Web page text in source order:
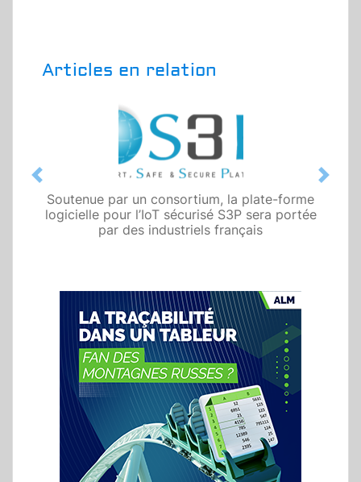
Articles en relation
Soutenue par un consortium, la plate-forme
logicielle pour l’IoT sécurisé S3P sera portée
par des industriels français
Previous Next